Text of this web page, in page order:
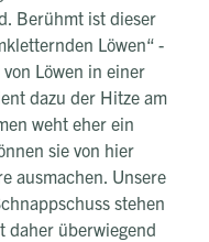
Berühmt ist dieser
Löwen“ -
Löwen in einer
dazu der Hitze am
weht eher ein
sie von hier
ausmachen. Unsere
stehen
daher überwiegend